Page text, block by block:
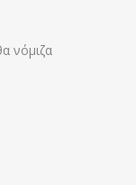
νόμιζα